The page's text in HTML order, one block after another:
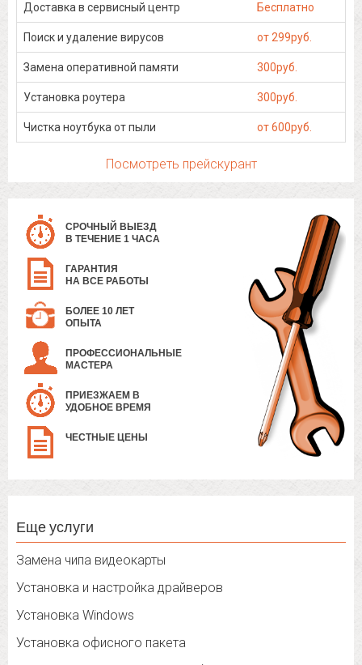
Доставка в сервисный центр Бесплатно
Поиск и удаление вирусов от 299руб.
Замена оперативной памяти 300руб.
Установка роутера 300руб.
Чистка ноутбука от пыли от 600руб.
Посмотреть прейскурант
СРОЧНЫЙ ВЫЕЗД
В ТЕЧЕНИЕ 1 ЧАСА
ГАРАНТИЯ
НА ВСЕ РАБОТЫ
БОЛЕЕ 10 ЛЕТ
ОПЫТА
ПРОФЕССИОНАЛЬНЫЕ
МАСТЕРА
ПРИЕЗЖАЕМ В
УДОБНОЕ ВРЕМЯ
ЧЕСТНЫЕ ЦЕНЫ
Еще услуги
Замена чипа видеокарты
Установка и настройка драйверов
Установка Windows
Установка офисного пакета